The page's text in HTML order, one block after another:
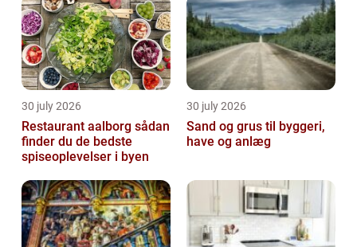
30 july 2026
Restaurant aalborg sådan
finder du de bedste
spiseoplevelser i byen
30 july 2026
Sand og grus til byggeri,
have og anlæg